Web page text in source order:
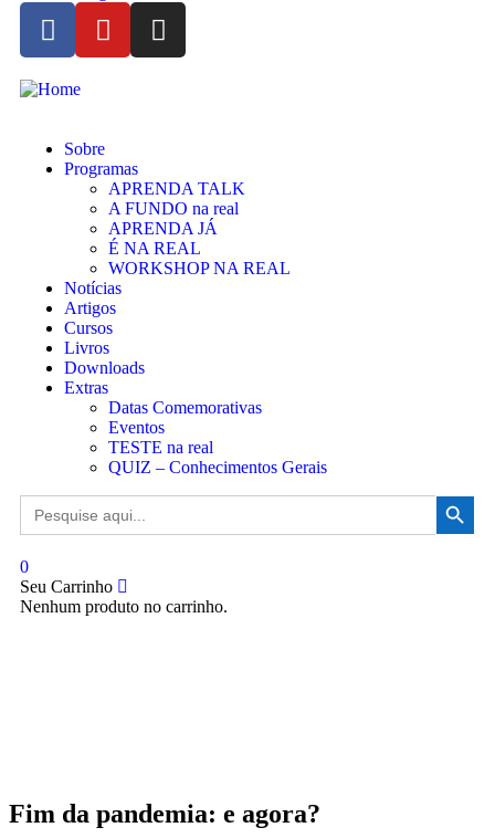
Sobre
Programas
APRENDA TALK
A FUNDO na real
APRENDA JÁ
É NA REAL
WORKSHOP NA REAL
Notícias
Artigos
Cursos
Livros
Downloads
Extras
Datas Comemorativas
Eventos
TESTE na real
QUIZ – Conhecimentos Gerais
Search
for:
Search Button
0
Seu Carrinho
Nenhum produto no carrinho.
Fim da pandemia: e agora?